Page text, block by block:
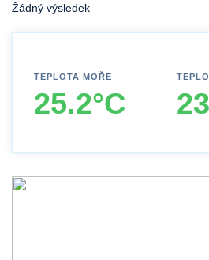
Žádný výsledek
TEPLOTA MOŘE
25.2°C